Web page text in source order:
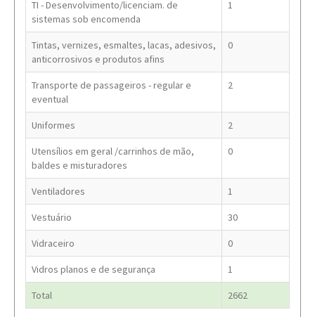
TI - Desenvolvimento/licenciam. de
sistemas sob encomenda
1
Tintas, vernizes, esmaltes, lacas, adesivos,
anticorrosivos e produtos afins
0
Transporte de passageiros - regular e
eventual
2
Uniformes 2
Utensílios em geral /carrinhos de mão,
baldes e misturadores
0
Ventiladores 1
Vestuário 30
Vidraceiro 0
Vidros planos e de segurança 1
Total 2662